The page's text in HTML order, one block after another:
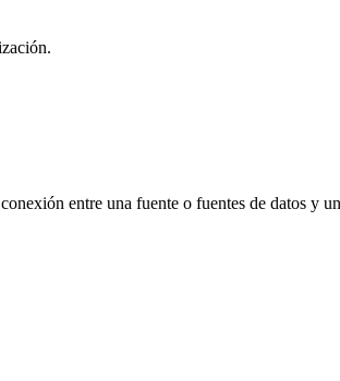
entre una fuente o fuentes de datos y